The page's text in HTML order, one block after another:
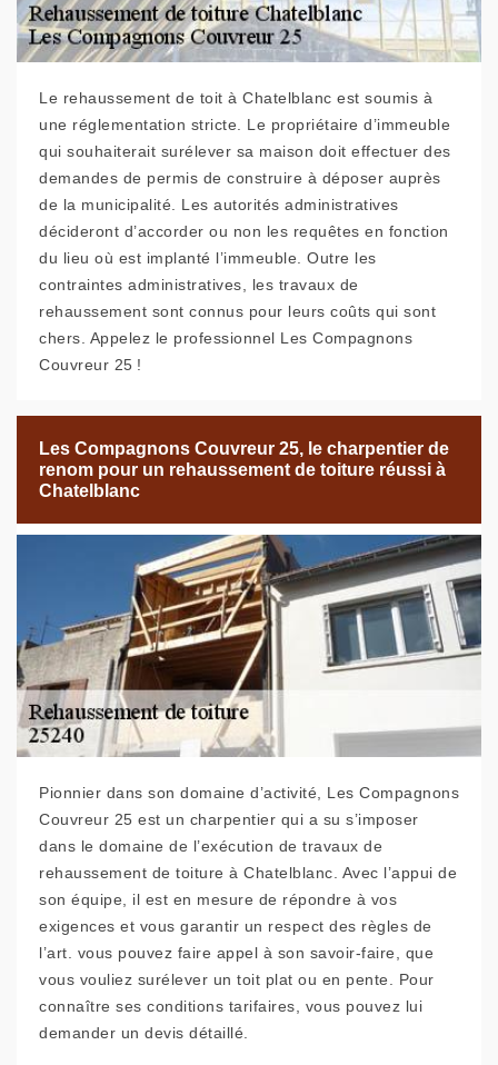
Le rehaussement de toit à Chatelblanc est soumis à
une réglementation stricte. Le propriétaire d’immeuble
qui souhaiterait surélever sa maison doit effectuer des
demandes de permis de construire à déposer auprès
de la municipalité. Les autorités administratives
décideront d’accorder ou non les requêtes en fonction
du lieu où est implanté l’immeuble. Outre les
contraintes administratives, les travaux de
rehaussement sont connus pour leurs coûts qui sont
chers. Appelez le professionnel Les Compagnons
Couvreur 25 !
Les Compagnons Couvreur 25, le charpentier de
renom pour un rehaussement de toiture réussi à
Chatelblanc
Pionnier dans son domaine d’activité, Les Compagnons
Couvreur 25 est un charpentier qui a su s’imposer
dans le domaine de l’exécution de travaux de
rehaussement de toiture à Chatelblanc. Avec l’appui de
son équipe, il est en mesure de répondre à vos
exigences et vous garantir un respect des règles de
l’art. vous pouvez faire appel à son savoir-faire, que
vous vouliez surélever un toit plat ou en pente. Pour
connaître ses conditions tarifaires, vous pouvez lui
demander un devis détaillé.